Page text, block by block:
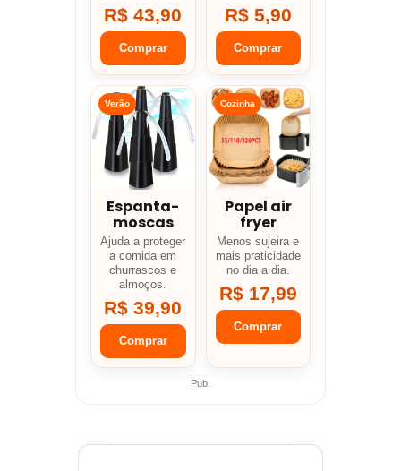
R$ 43,90
Comprar
R$ 5,90
Comprar
Verão
Espanta-
moscas
Ajuda a proteger
a comida em
churrascos e
almoços.
R$ 39,90
Comprar
Cozinha
Papel air
fryer
Menos sujeira e
mais praticidade
no dia a dia.
R$ 17,99
Comprar
Pub.